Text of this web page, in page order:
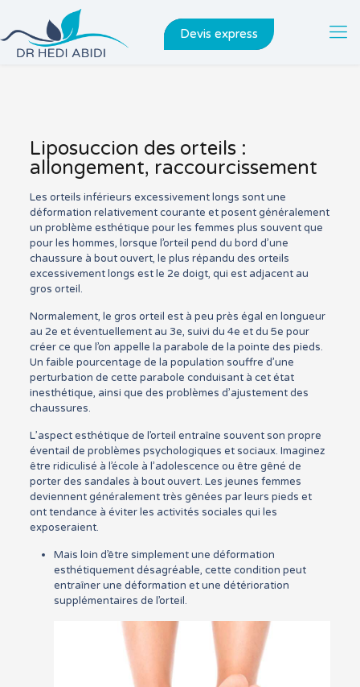
Devis express
Liposuccion des orteils :
allongement, raccourcissement
Les orteils inférieurs excessivement longs sont une
déformation relativement courante et posent généralement
un problème esthétique pour les femmes plus souvent que
pour les hommes, lorsque l’orteil pend du bord d’une
chaussure à bout ouvert, le plus répandu des orteils
excessivement longs est le 2e doigt, qui est adjacent au
gros orteil.
Normalement, le gros orteil est à peu près égal en longueur
au 2e et éventuellement au 3e, suivi du 4e et du 5e pour
créer ce que l’on appelle la parabole de la pointe des pieds.
Un faible pourcentage de la population souffre d’une
perturbation de cette parabole conduisant à cet état
inesthétique, ainsi que des problèmes d’ajustement des
chaussures.
L’aspect esthétique de l’orteil entraîne souvent son propre
éventail de problèmes psychologiques et sociaux. Imaginez
être ridiculisé à l’école à l’adolescence ou être gêné de
porter des sandales à bout ouvert. Les jeunes femmes
deviennent généralement très gênées par leurs pieds et
ont tendance à éviter les activités sociales qui les
exposeraient.
Mais loin d’être simplement une déformation
esthétiquement désagréable, cette condition peut
entraîner une déformation et une détérioration
supplémentaires de l’orteil.